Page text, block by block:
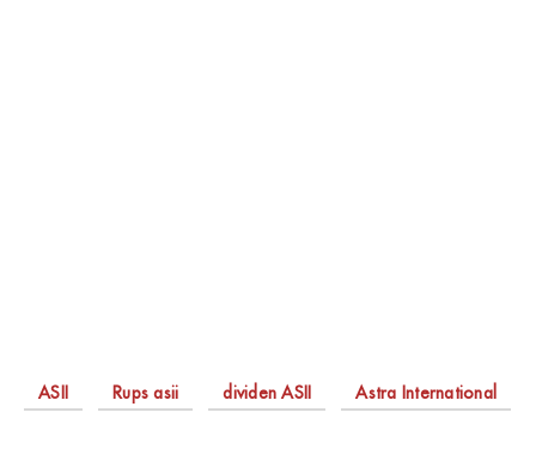
ASII Rups asii dividen ASII Astra International